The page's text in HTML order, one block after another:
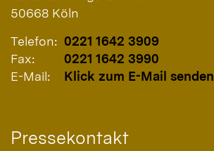
50668 Köln
Telefon: 0221 1642 3909
Fax:
0221 1642 3990
E-Mail:
Klick zum E-Mail senden
Pressekontakt